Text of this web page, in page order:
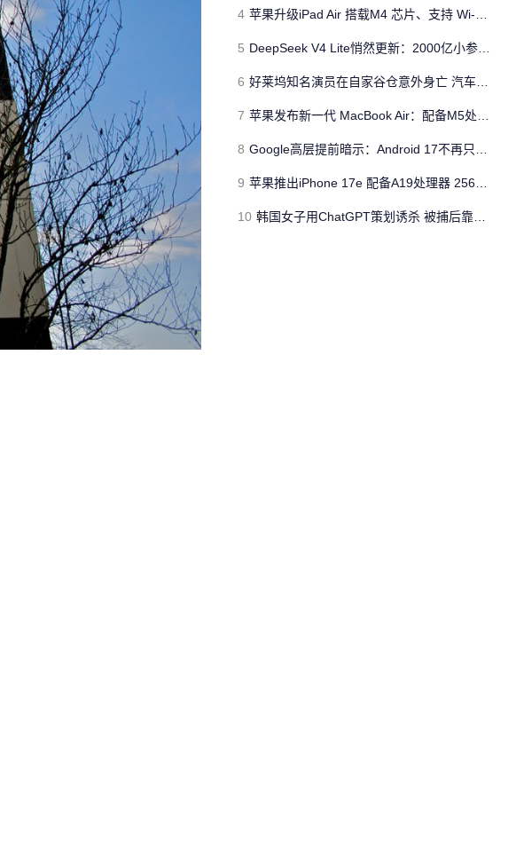
4 苹果升级iPad Air 搭载M4 芯片、支持 Wi‑Fi 7 售价不变
5 DeepSeek V4 Lite悄然更新：2000亿小参数性能逼近美国顶流
6 好莱坞知名演员在自家谷仓意外身亡 汽车搭电时突然自燃
7 苹果发布新一代 MacBook Air：配备M5处理器 性能、存储与 AI 全面升级 ​
8 Google高层提前暗示：Android 17不再只是操作系统
9 苹果推出iPhone 17e 配备A19处理器 256GB容量起步 刘海屏依旧
10 韩国女子用ChatGPT策划诱杀 被捕后靠清纯颜值粉丝暴涨50倍